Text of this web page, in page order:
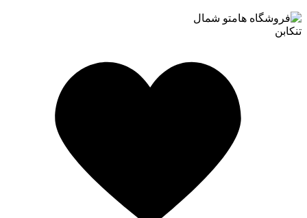
درباره ما
تنکابن